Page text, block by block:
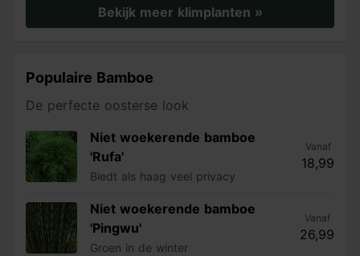
Bekijk meer klimplanten »
Populaire Bamboe
De perfecte oosterse look
Niet woekerende bamboe
'Rufa'
Biedt als haag veel privacy
Vanaf
18,99
Niet woekerende bamboe
'Pingwu'
Groen in de winter
Vanaf
26,99